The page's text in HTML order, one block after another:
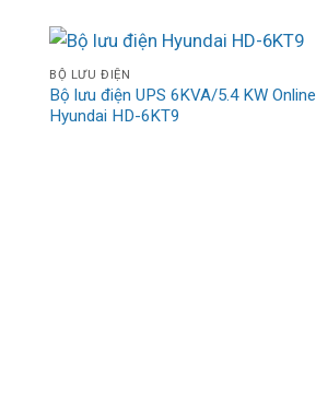
BỘ LƯU ĐIỆN
Bộ lưu điện UPS 6KVA/5.4 KW Online
Hyundai HD-6KT9